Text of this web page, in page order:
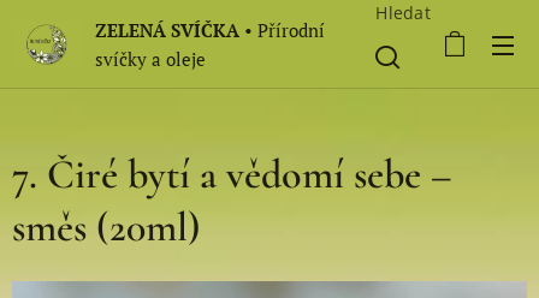
ZELENÁ SVÍČKA • Přírodní
svíčky a oleje
Hledat
7. Čiré bytí a vědomí sebe –
směs (20ml)